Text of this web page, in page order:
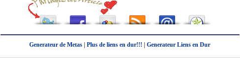
Generateur de Metas Plus de liens en dur!!! Generateur Liens en Dur